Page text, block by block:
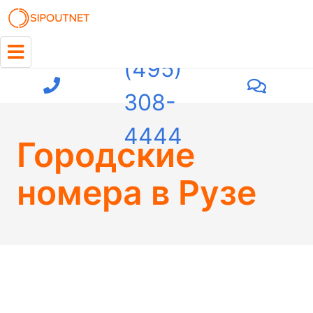
(495)
308-
4444
Городские
номера в Рузе